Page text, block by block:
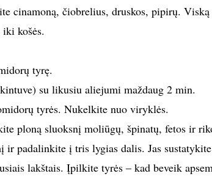
cinamoną, čiobrelius, druskos, pipirų. Viską
košės.
tyrę.
su likusiu aliejumi maždaug 2 min.
tyrės. Nukelkite nuo viryklės.
ploną sluoksnį moliūgų, špinatų, fetos ir
padalinkite į tris lygias dalis. Jas
lakštais. Įpilkite tyrės – kad beveik